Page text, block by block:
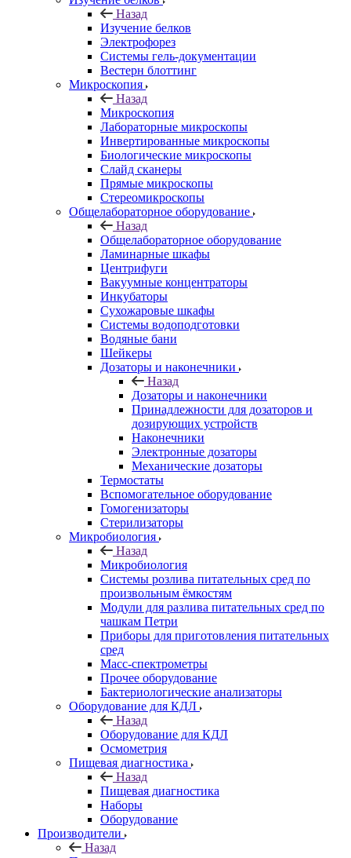
Назад
Изучение белков
Электрофорез
Системы гель-документации
Вестерн блоттинг
Микроскопия
Назад
Микроскопия
Лабораторные микроскопы
Инвертированные микроскопы
Биологические микроскопы
Слайд сканеры
Прямые микроскопы
Стереомикроскопы
Общелабораторное оборудование
Назад
Общелабораторное оборудование
Ламинарные шкафы
Центрифуги
Вакуумные концентраторы
Инкубаторы
Сухожаровые шкафы
Системы водоподготовки
Водяные бани
Шейкеры
Дозаторы и наконечники
Назад
Дозаторы и наконечники
Принадлежности для дозаторов и
дозирующих устройств
Наконечники
Электронные дозаторы
Механические дозаторы
Термостаты
Вспомогательное оборудование
Гомогенизаторы
Стерилизаторы
Микробиология
Назад
Микробиология
Системы розлива питательных сред по
произвольным ёмкостям
Модули для разлива питательных сред по
чашкам Петри
Приборы для приготовления питательных
сред
Масс-спектрометры
Прочее оборудование
Бактериологические анализаторы
Оборудование для КДЛ
Назад
Оборудование для КДЛ
Осмометрия
Пищевая диагностика
Назад
Пищевая диагностика
Наборы
Оборудование
Производители
Назад